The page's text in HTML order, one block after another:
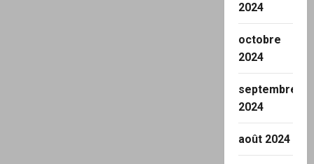
2024
octobre
2024
septembre
2024
août 2024